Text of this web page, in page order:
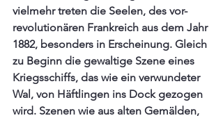
vielmehr treten die Seelen, des vor-
revolutionären Frankreich aus dem Jahr
1882, besonders in Erscheinung. Gleich
zu Beginn die gewaltige Szene eines
Kriegsschiffs, das wie ein verwundeter
Wal, von Häftlingen ins Dock gezogen
wird. Szenen wie aus alten Gemälden,